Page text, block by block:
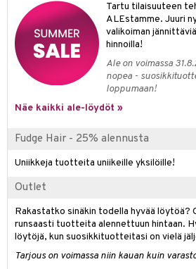
Tartu tilaisuuteen
ALEstamme. Juuri
valikoiman
hinnoilla!
Ale on voimassa
nopea -
loppumaan!
Näe kaikki ale-löydöt »
Fudge Hair - 25% alennusta
Uniikkeja tuotteita uniikeille yksilöille!
Outlet
Rakastatko sinäkin todella hyvää
runsaasti tuotteita alennettuun hintaan.
löytöjä, kun suosikkituotteitasi on vielä
Tarjous on voimassa niin kauan kuin
iho
iho
iho
iho
Päivävoide
hoito
tarvikkeet
/ Kajaali
&
Set
tuotteet
hoito
poisto
hoito
& saippuat
tuotteet
& Viikset
shave balm
shave lotion
de cologne
de toilette
tuotteet
poisto
hoito
& saippuat
1: Puhdistus
2: Kirkastus
3: Kosteutus
ja Vartalonhoito